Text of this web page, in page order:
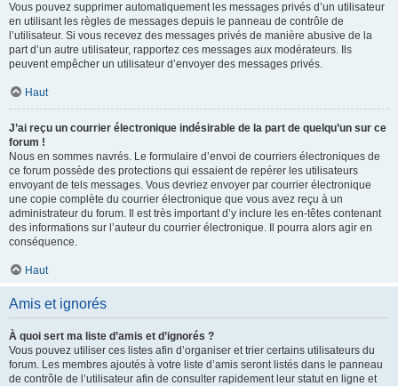
Vous pouvez supprimer automatiquement les messages privés d’un utilisateur
en utilisant les règles de messages depuis le panneau de contrôle de
l’utilisateur. Si vous recevez des messages privés de manière abusive de la
part d’un autre utilisateur, rapportez ces messages aux modérateurs. Ils
peuvent empêcher un utilisateur d’envoyer des messages privés.
Haut
J’ai reçu un courrier électronique indésirable de la part de quelqu’un sur ce
forum !
Nous en sommes navrés. Le formulaire d’envoi de courriers électroniques de
ce forum possède des protections qui essaient de repérer les utilisateurs
envoyant de tels messages. Vous devriez envoyer par courrier électronique
une copie complète du courrier électronique que vous avez reçu à un
administrateur du forum. Il est très important d’y inclure les en-têtes contenant
des informations sur l’auteur du courrier électronique. Il pourra alors agir en
conséquence.
Haut
Amis et ignorés
À quoi sert ma liste d’amis et d’ignorés ?
Vous pouvez utiliser ces listes afin d’organiser et trier certains utilisateurs du
forum. Les membres ajoutés à votre liste d’amis seront listés dans le panneau
de contrôle de l’utilisateur afin de consulter rapidement leur statut en ligne et